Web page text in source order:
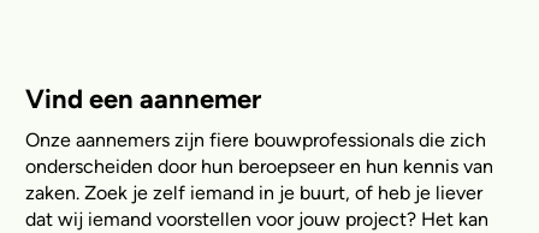
Vind een aannemer
Onze aannemers zijn fiere bouwprofessionals die zich
onderscheiden door hun beroepseer en hun kennis van
zaken. Zoek je zelf iemand in je buurt, of heb je liever
dat wij iemand voorstellen voor jouw project? Het kan